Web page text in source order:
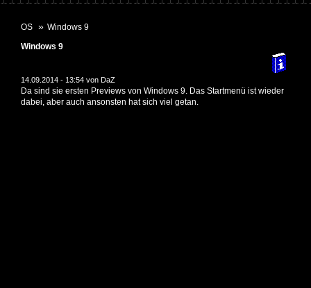
OS
Windows 9
Windows 9
14.09.2014 - 13:54 von DaZ
Da sind sie ersten Previews von Windows 9. Das Startmenü ist wieder
dabei, aber auch ansonsten hat sich viel getan.